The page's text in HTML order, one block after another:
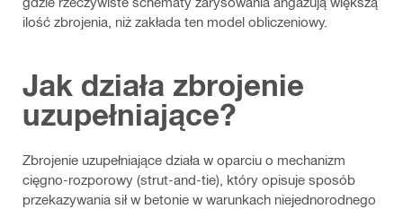
ilość zbrojenia, niż zakłada ten model obliczeniowy.
Jak działa zbrojenie
uzupełniające?
Zbrojenie uzupełniające działa w oparciu o mechanizm
cięgno‑rozporowy (strut‑and‑tie), który opisuje sposób
przekazywania sił w betonie w warunkach niejednorodnego